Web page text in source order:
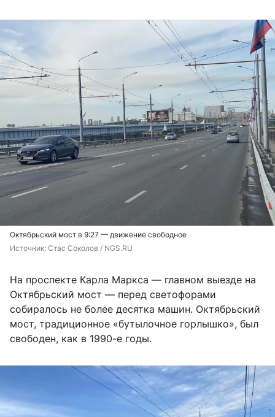
Октябрьский мост в 9:27 — движение свободное
Источник: Стас Соколов / NGS.RU
На проспекте Карла Маркса — главном выезде на
Октябрьский мост — перед светофорами
собиралось не более десятка машин. Октябрьский
мост, традиционное «бутылочное горлышко», был
свободен, как в 1990-е годы.